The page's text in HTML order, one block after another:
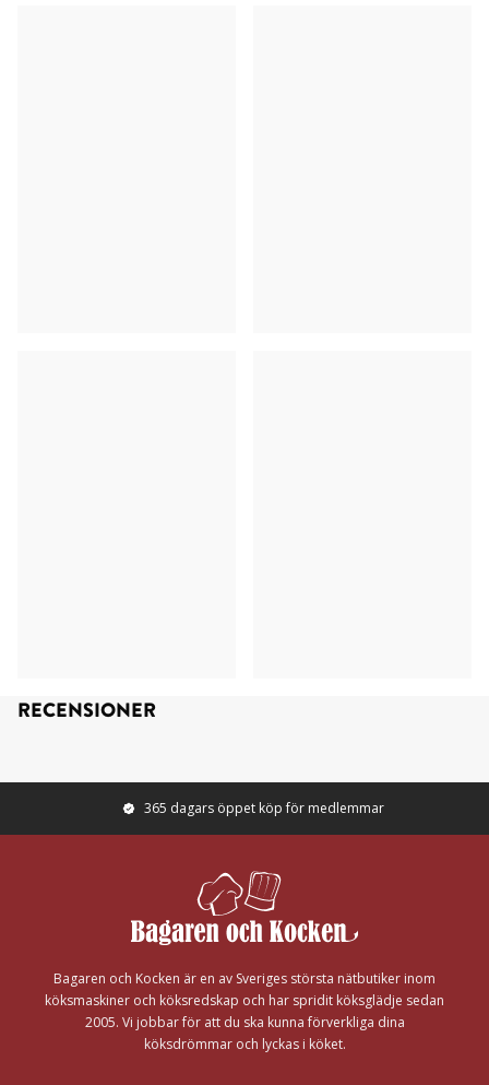
RECENSIONER
365 dagars öppet köp för medlemmar
Bagaren och Kocken är en av Sveriges största nätbutiker inom
köksmaskiner och köksredskap och har spridit köksglädje sedan
2005. Vi jobbar för att du ska kunna förverkliga dina
köksdrömmar och lyckas i köket.